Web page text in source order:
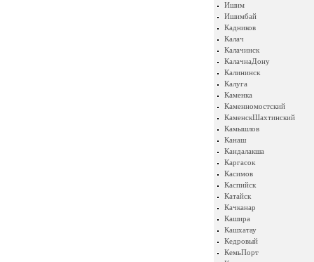
Ишим
Ишимбай
Кадников
Калач
Калачинск
КалачнаДону
Калининск
Калуга
Каменка
Каменномостский
КаменскШахтинский
Камышлов
Канаш
Кандалакша
Каргасок
Касимов
Каспийск
Катайск
Качканар
Кашира
Кашхатау
Кедровый
КемьПорт